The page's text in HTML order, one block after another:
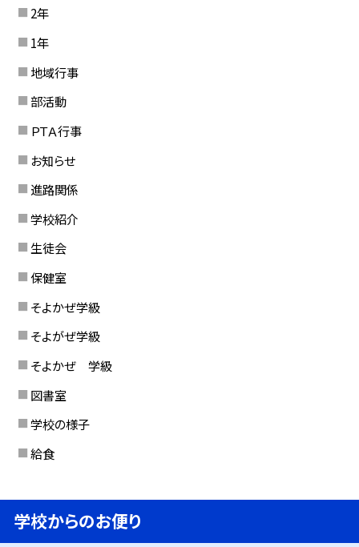
2年
1年
地域行事
部活動
ＰＴＡ行事
お知らせ
進路関係
学校紹介
生徒会
保健室
そよかぜ学級
そよがぜ学級
そよかぜ 学級
図書室
学校の様子
給食
学校からのお便り